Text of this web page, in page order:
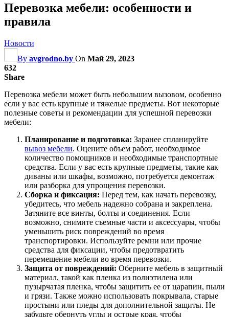
Перевозка мебели: особенности и
правила
Новости
By avgrodno.by On Май 29, 2023
632
Share
Перевозка мебели может быть небольшим вызовом, особенно
если у вас есть крупные и тяжелые предметы. Вот некоторые
полезные советы и рекомендации для успешной перевозки
мебели:
Планирование и подготовка: Заранее спланируйте
вывоз мебели. Оцените объем работ, необходимое
количество помощников и необходимые транспортные
средства. Если у вас есть крупные предметы, такие как
диваны или шкафы, возможно, потребуется демонтаж
или разборка для упрощения перевозки.
Сборка и фиксация: Перед тем, как начать перевозку,
убедитесь, что мебель надежно собрана и закреплена.
Затяните все винты, болты и соединения. Если
возможно, снимите съемные части и аксессуары, чтобы
уменьшить риск повреждений во время
транспортировки. Используйте ремни или прочие
средства для фиксации, чтобы предотвратить
перемещение мебели во время перевозки.
Защита от повреждений: Оберните мебель в защитный
материал, такой как пленка из полиэтилена или
пузырчатая пленка, чтобы защитить ее от царапин, пыли
и грязи. Также можно использовать покрывала, старые
простыни или пледы для дополнительной защиты. Не
забудьте обернуть углы и острые края, чтобы